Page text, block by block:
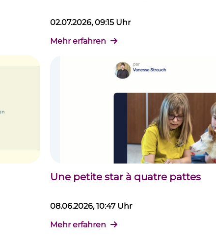
02.07.2026, 09:15 Uhr
Mehr erfahren
Une petite star à quatre pattes
08.06.2026, 10:47 Uhr
Mehr erfahren